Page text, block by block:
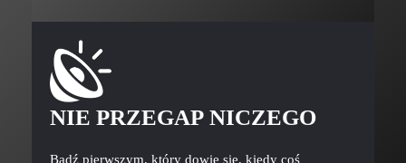
NIE PRZEGAP NICZEGO
Bądź pierwszym, który dowie się, kiedy coś